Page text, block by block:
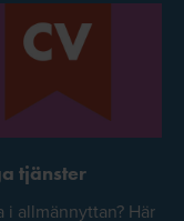
tjänster
i allmännyttan? Här